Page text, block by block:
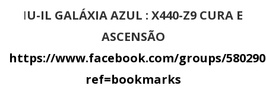
IU-IL GALÁXIA AZUL : X440-Z9 CURA E
ASCENSÃO
https://www.facebook.com/groups/
ref=bookmarks